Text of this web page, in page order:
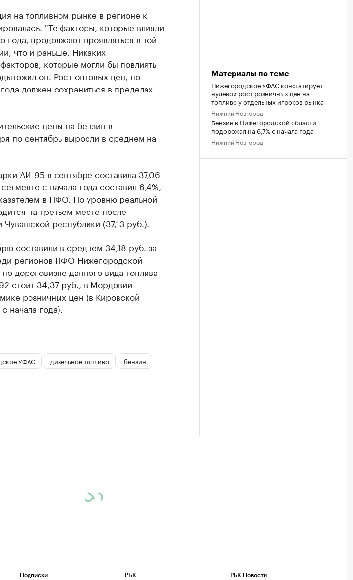
на топливном рынке в регионе к
"Те факторы, которые влияли
года, продолжают проявляться в той
что и раньше. Никаких
которые могли бы повлиять
он. Рост оптовых цен, по
должен сохраниться в пределах
цены на бензин в
по сентябрь выросли в среднем на
АИ-95 в сентябре составила 37,06
с начала года составил 6,4%,
в ПФО. По уровню реальной
на третьем месте после
республики (37,13 руб.).
составили в среднем 34,18 руб. за
регионов ПФО Нижегородской
дороговизне данного вида топлива
стоит 34,37 руб., в Мордовии —
розничных цен (в Кировской
начала года).
УФАС дизельное топливо
бензин
Материалы по теме
Нижегородское УФАС констатирует
нулевой рост розничных цен на
топливо у отдельных игроков рынка
Нижний Новгород
Бензин в Нижегородской области
подорожал на 6,7% с начала года
Нижний Новгород
Подписки РБК РБК Новости